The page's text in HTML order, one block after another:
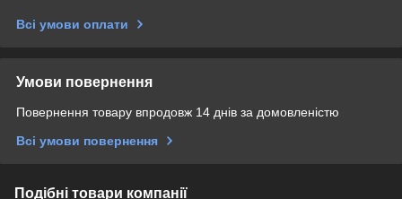
Всі умови оплати
Умови повернення
Повернення товару впродовж 14 днів за домовленістю
Всі умови повернення
Подібні товари компанії